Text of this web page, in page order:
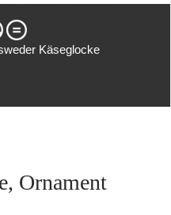
Käseglocke
Ornament